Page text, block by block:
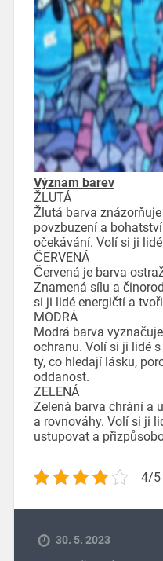
Význam barev
ŽLUTÁ
Žlutá barva
povzbuzení a
očekávání. Volí si ji
ČERVENÁ
Červená je barva
Znamená sílu a
si ji lidé energičtí a
MODRÁ
Modrá barva
ochranu. Volí si ji lidé
ty, co hledají lásku,
oddanost.
ZELENÁ
Zelená barva chrání a
a rovnováhy. Volí si ji
ustupovat a
4/5
30. 5. 2023